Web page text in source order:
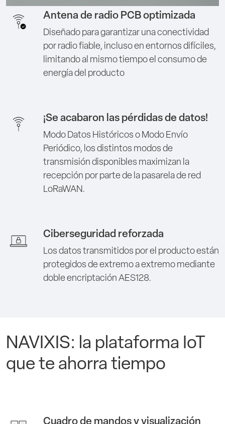
Antena de radio PCB optimizada
Diseñado para garantizar una conectividad
por radio fiable, incluso en entornos difíciles,
limitando al mismo tiempo el consumo de
energía del producto
¡Se acabaron las pérdidas de datos!
Modo Datos Históricos o Modo Envío
Periódico, los distintos modos de
transmisión disponibles maximizan la
recepción por parte de la pasarela de red
LoRaWAN.
Ciberseguridad reforzada
Los datos transmitidos por el producto están
protegidos de extremo a extremo mediante
doble encriptación AES128.
NAVIXIS: la plataforma IoT
que te ahorra tiempo
Cuadro de mandos y visualización